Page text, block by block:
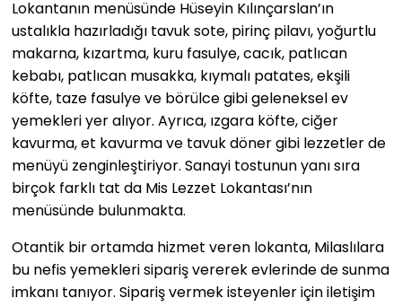
Lokantanın menüsünde Hüseyin Kılınçarslan’ın
ustalıkla hazırladığı tavuk sote, pirinç pilavı, yoğurtlu
makarna, kızartma, kuru fasulye, cacık, patlıcan
kebabı, patlıcan musakka, kıymalı patates, ekşili
köfte, taze fasulye ve börülce gibi geleneksel ev
yemekleri yer alıyor. Ayrıca, ızgara köfte, ciğer
kavurma, et kavurma ve tavuk döner gibi lezzetler de
menüyü zenginleştiriyor. Sanayi tostunun yanı sıra
birçok farklı tat da Mis Lezzet Lokantası’nın
menüsünde bulunmakta.
Otantik bir ortamda hizmet veren lokanta, Milaslılara
bu nefis yemekleri sipariş vererek evlerinde de sunma
imkanı tanıyor. Sipariş vermek isteyenler için iletişim